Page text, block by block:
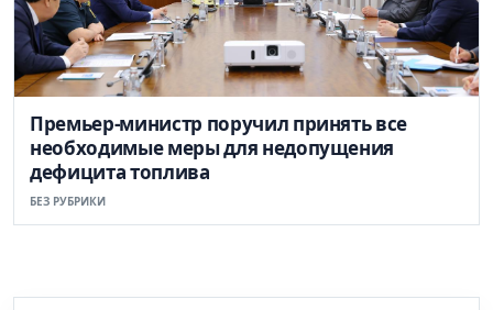
Премьер-министр поручил принять все
необходимые меры для недопущения
дефицита топлива
БЕЗ РУБРИКИ